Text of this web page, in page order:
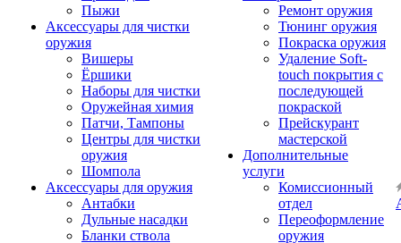
Пыжи
Аксессуары для чистки
оружия
Вишеры
Ёршики
Наборы для чистки
Оружейная химия
Патчи, Тампоны
Центры для чистки
оружия
Шомпола
Аксессуары для оружия
Антабки
Дульные насадки
Бланки ствола
Ремонт оружия
Тюнинг оружия
Покраска оружия
Удаление Soft-
touch покрытия с
последующей
покраской
Прейскурант
мастерской
Дополнительные
услуги
Комиссионный
отдел
Переоформление
оружия